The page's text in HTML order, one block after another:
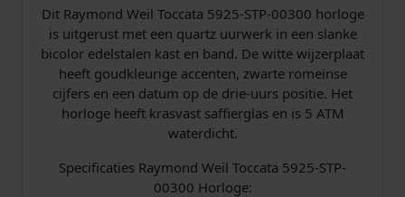
0
3
0
0
a
a
a
Dit Raymond Weil Toccata 5925-STP-00300 horloge
is uitgerust met een quartz uurwerk in een slanke
bicolor edelstalen kast en band. De witte wijzerplaat
heeft goudkleurige accenten, zwarte romeinse
cijfers en een datum op de drie-uurs positie. Het
horloge heeft krasvast saffierglas en is 5 ATM
waterdicht.
Specificaties Raymond Weil Toccata 5925-STP-
00300 Horloge: